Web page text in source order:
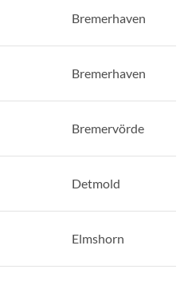
Bremerhaven
Bremerhaven
Bremervörde
Detmold
Elmshorn